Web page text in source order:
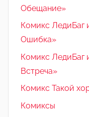
Обещание»
Комикс ЛедиБаг
Ошибка»
Комикс ЛедиБаг
Встреча»
Комикс Такой
Комиксы